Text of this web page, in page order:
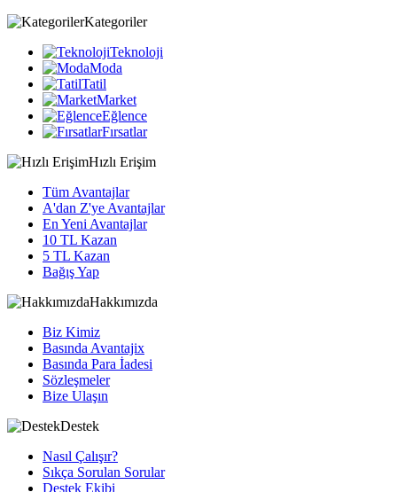
Kategoriler
Teknoloji
Moda
Tatil
Market
Eğlence
Fırsatlar
Hızlı Erişim
Tüm Avantajlar
A'dan Z'ye Avantajlar
En Yeni Avantajlar
10 TL Kazan
5 TL Kazan
Bağış Yap
Hakkımızda
Biz Kimiz
Basında Avantajix
Basında Para İadesi
Sözleşmeler
Bize Ulaşın
Destek
Nasıl Çalışır?
Sıkça Sorulan Sorular
Destek Ekibi